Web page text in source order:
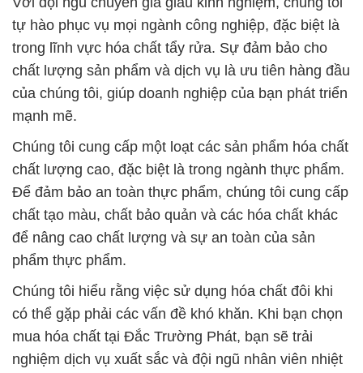
tự hào phục vụ mọi ngành công nghiệp, đặc biệt là
trong lĩnh vực hóa chất tẩy rửa. Sự đảm bảo cho
chất lượng sản phẩm và dịch vụ là ưu tiên hàng đầu
của chúng tôi, giúp doanh nghiệp của bạn phát triển
mạnh mẽ.
Chúng tôi cung cấp một loạt các sản phẩm hóa chất
chất lượng cao, đặc biệt là trong ngành thực phẩm.
Để đảm bảo an toàn thực phẩm, chúng tôi cung cấp
chất tạo màu, chất bảo quản và các hóa chất khác
để nâng cao chất lượng và sự an toàn của sản
phẩm thực phẩm.
Chúng tôi hiểu rằng việc sử dụng hóa chất đôi khi
có thể gặp phải các vấn đề khó khăn. Khi bạn chọn
mua hóa chất tại Đắc Trường Phát, bạn sẽ trải
nghiệm dịch vụ xuất sắc và đội ngũ nhân viên nhiệt